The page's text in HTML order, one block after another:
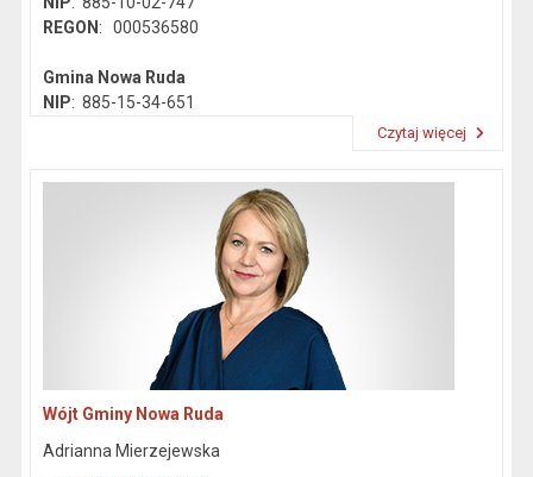
REGON : 000536580
Gmina Nowa Ruda
NIP: 885-15-34-651
Czytaj więcej
Wójt Gminy Nowa Ruda
Adrianna Mierzejewska